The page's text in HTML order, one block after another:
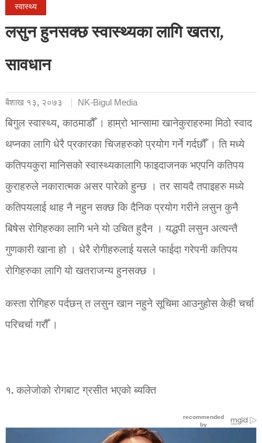
स्वास्थ्य
लसुन हुनसक्छ स्वास्थ्यका लागि खतरा,
सावधान
बैशाख १३, २०७३ NK-Bigul Media
बिगुल स्वास्थ्य, काठमाडौँ । हाम्रो भान्सामा खानेकुराहरुमा मिठो स्वाद
थप्नका लागि धेरै प्रकारका चिजहरुको प्रयोग गर्ने गर्दछौँ । ति मध्ये
कतिपयकुरा मानिसको स्वास्थ्यकालागि फाइदाजनक भएपनि कतिपय
कुराहरुले नकारात्मक असर पारेको हुन्छ । तर सायदै तपाइहरु मध्ये
कतिपयलाई थाह नै नहुन सक्छ कि दैनिक प्रयोग गरीने लसुन कुनै
बिषेस रोगिहरुका लागि भने यो उचित हुदैन । यद्धपी लसुन अत्यन्तै
गुणकारी खाना हो । धेरै रोगीहरुलाई यसले फाईदा गरेपनी कतिपय
रोगिहरुका लागि यो खतराजन्य हुनसक्छ ।
कस्ता रोगिहरु पर्दछन् त लसुन खान नहुने सूचिमा आउनुहोस केही चर्चा
परिचर्चा गरौँ ।
१. कलेजोको रोगबाट ग्रसीत भएको ब्यक्ति